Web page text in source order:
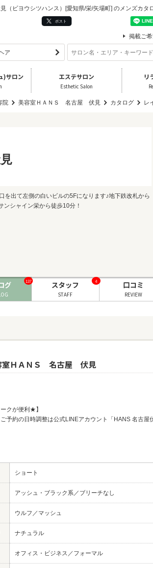
ビヨウシツハンス）[愛知県/栄/矢場町] のメンズカタ
ポスト
掲載ご
)サロン エステサロン
Esthetic Salon
リ
院 美容室ＨＡＮＳ 名古屋 伏見 カタログ レ
出て左側の白いビルの5Fになります♪地下鉄改札から
シャイン栄から徒歩10分！
グ 137 スタッフ
STAFF
4 口コミ
REVIEW
室ＨＡＮＳ 名古屋 伏見
クが便利★】
予約の日時調整は公式LINEアカウント「HANS 名古
ショート
アッシュ・ブラック系／ ブリーチなし
ウルフ ／ マッシュ
ナチュラル
オフィス・ビジネス ／ フォーマル